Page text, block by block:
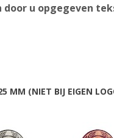
door u opgegeven
MM (NIET BIJ EIGEN